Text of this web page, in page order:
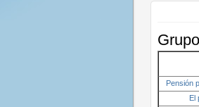
Pensión
El